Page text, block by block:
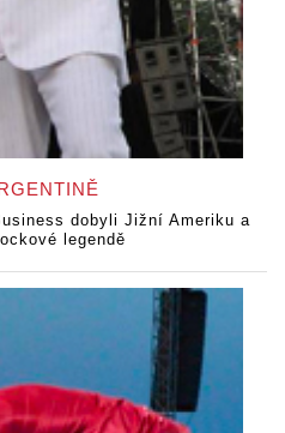
dobyli Jižní Ameriku a
legendě